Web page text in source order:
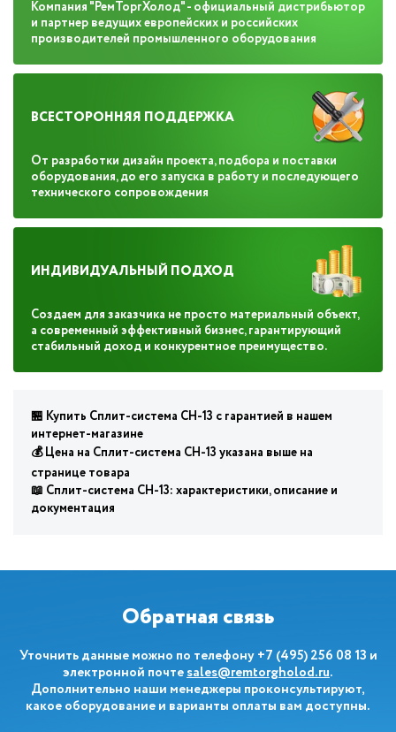
Компания "РемТоргХолод" - официальный дистрибьютор
и партнер ведущих европейских и российских
производителей промышленного оборудования
ВСЕСТОРОННЯЯ ПОДДЕРЖКА
От разработки дизайн проекта, подбора и поставки
оборудования, до его запуска в работу и последующего
технического сопровождения
ИНДИВИДУАЛЬНЫЙ ПОДХОД
Создаем для заказчика не просто материальный объект,
а современный эффективный бизнес, гарантирующий
стабильный доход и конкурентное преимущество.
🏪 Купить Сплит-система СН-13 с гарантией в нашем
интернет-магазине
💰 Цена на Сплит-система СН-13 указана выше на
странице товара
📖 Сплит-система СН-13: характеристики, описание и
документация
Обратная связь
Уточнить данные можно по телефону+7 (495) 256 08 13 и
электронной почтеsales@remtorgholod.ru.
Дополнительно наши менеджеры проконсультируют,
какое оборудование и варианты оплаты вам доступны.